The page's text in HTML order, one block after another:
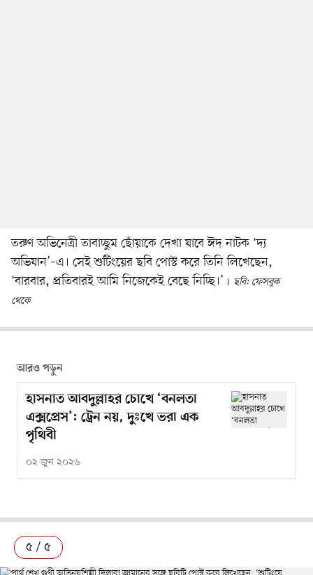
তরুণ অভিনেত্রী তাবাচ্ছুম ছোঁয়াকে দেখা যাবে ঈদ নাটক ‘দ্য
অভিযান’–এ। সেই শুটিংয়ের ছবি পোস্ট করে তিনি লিখেছেন,
‘বারবার, প্রতিবারই আমি নিজেকেই বেছে নিচ্ছি।’
ছবি: ফেসবুক
থেকে
আরও পড়ুন
হাসনাত আবদুল্লাহর চোখে ‘বনলতা
এক্সপ্রেস’: ট্রেন নয়, দুঃখে ভরা এক
পৃথিবী
০২ জুন ২০২৬
৫ / ৫